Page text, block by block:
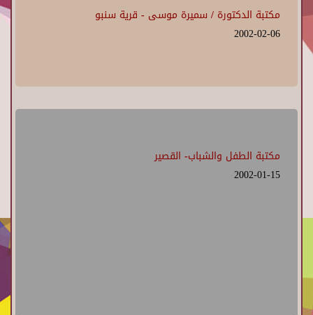
مكتبة الدكتورة / سميرة موسى - قرية سنبو
2002-02-06
مكتبة الطفل والشباب- القصير
2002-01-15